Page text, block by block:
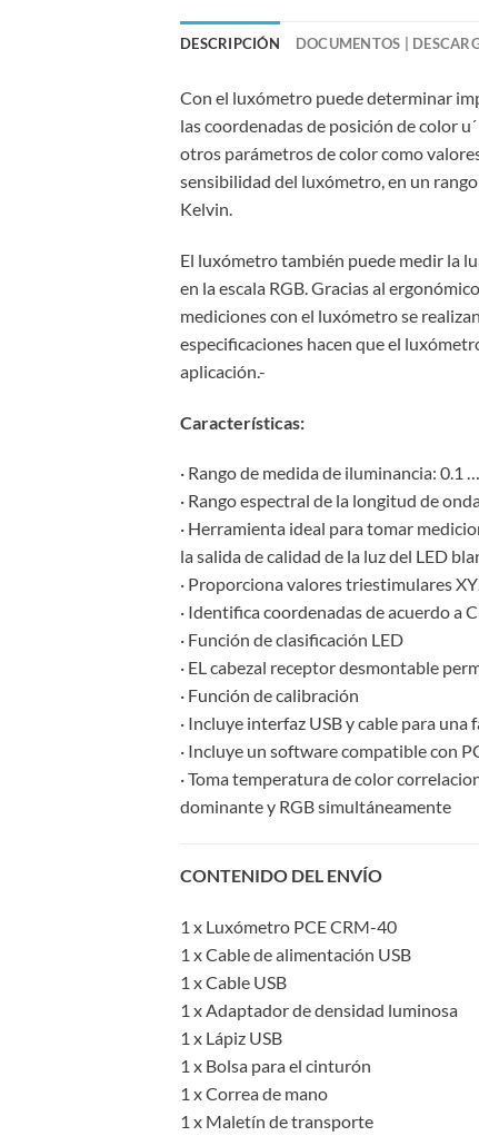
DESCRIPCIÓN DOCUMENTOS |
Con el luxómetro puede determinar
las coordenadas de posición de color
otros parámetros de color como
sensibilidad del luxómetro, en un
Kelvin.
El luxómetro también puede medir la
en la escala RGB. Gracias al
mediciones con el luxómetro se
especificaciones hacen que el
aplicación.-
Características:
· Rango de medida de iluminancia:
· Rango espectral de la longitud de
· Herramienta ideal para tomar
la salida de calidad de la luz del LED
· Proporciona valores triestimulares
· Identifica coordenadas de acuerdo a
· Función de clasificación LED
· EL cabezal receptor desmontable
· Función de calibración
· Incluye interfaz USB y cable para
· Incluye un software compatible con
· Toma temperatura de color
dominante y RGB simultáneamente
CONTENIDO DEL ENVÍO
1 x Luxómetro PCE CRM-40
1 x Cable de alimentación USB
1 x Cable USB
1 x Adaptador de densidad luminosa
1 x Lápiz USB
1 x Bolsa para el cinturón
1 x Correa de mano
1 x Maletín de transporte